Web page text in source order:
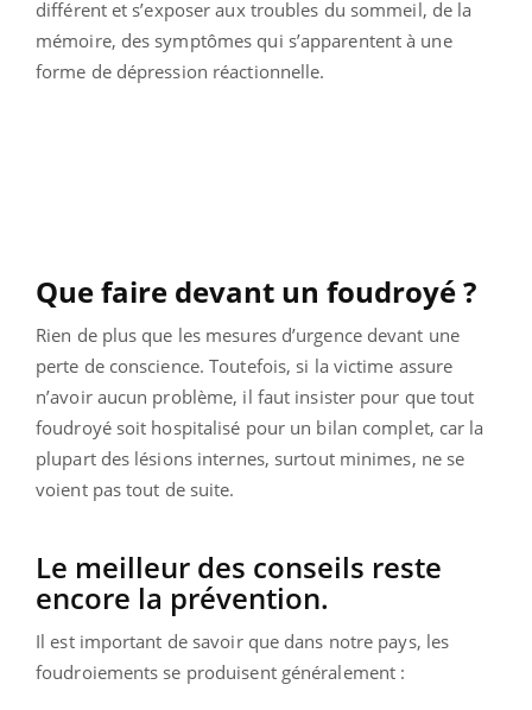
différent et s’exposer aux troubles du sommeil, de la
mémoire, des symptômes qui s’apparentent à une
forme de dépression réactionnelle.
Que faire devant un foudroyé ?
Rien de plus que les mesures d’urgence devant une
perte de conscience. Toutefois, si la victime assure
n’avoir aucun problème, il faut insister pour que tout
foudroyé soit hospitalisé pour un bilan complet, car la
plupart des lésions internes, surtout minimes, ne se
voient pas tout de suite.
Le meilleur des conseils reste
encore la prévention.
Il est important de savoir que dans notre pays, les
foudroiements se produisent généralement :